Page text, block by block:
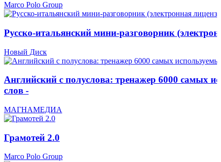
Marco Polo Group
Русско-итальянский мини-разговорник
Новый Диск
Английский с полуслова: тренажер 6000 самых
слов -
МАГНАМЕДИА
Грамотей 2.0
Marco Polo Group